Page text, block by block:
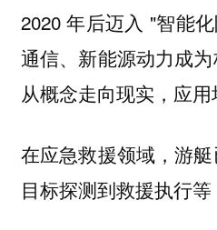
2020 年后迈入 "智能
通信、新能源动力成
从概念走向现实，应用
在应急救援领域，游艇
目标探测到救援执行等